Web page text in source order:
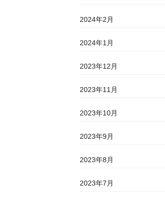
2024年2月
2024年1月
2023年12月
2023年11月
2023年10月
2023年9月
2023年8月
2023年7月